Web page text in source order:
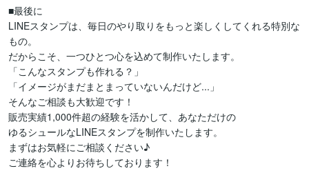
■最後に
LINEスタンプは、毎日のやり取りをもっと楽しくしてくれる特別な
もの。
だからこそ、一つひとつ心を込めて制作いたします。
「こんなスタンプも作れる？」
「イメージがまだまとまっていないんだけど...」
そんなご相談も大歓迎です！
販売実績1,000件超の経験を活かして、あなただけの
ゆるシュールなLINEスタンプを制作いたします。
まずはお気軽にご相談ください♪
ご連絡を心よりお待ちしております！